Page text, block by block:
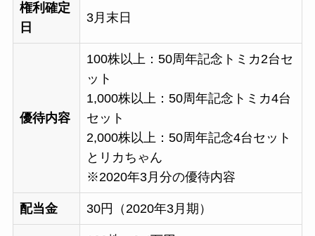
権利確定
日
3月末日
優待内容
100株以上：50周年記念トミカ2台セ
ット
1,000株以上：50周年記念トミカ4台
セット
2,000株以上：50周年記念4台セット
とリカちゃん
※2020年3月分の優待内容
配当金 30円（2020年3月期）